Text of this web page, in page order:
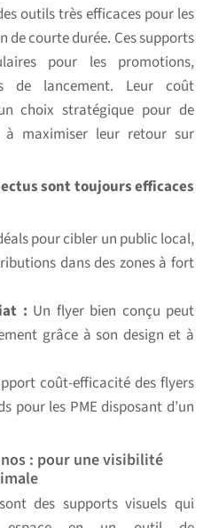
outils très efficaces pour les
courte durée. Ces supports
pour les promotions,
de lancement. Leur coût
choix stratégique pour de
à maximiser leur retour sur
sont toujours efficaces
pour cibler un public local,
dans des zones à fort
: Un flyer bien conçu peut
grâce à son design et à
coût-efficacité des flyers
pour les PME disposant d’un
: pour une visibilité
des supports visuels qui